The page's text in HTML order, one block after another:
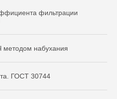
фильтрации
набухания
ГОСТ 30744